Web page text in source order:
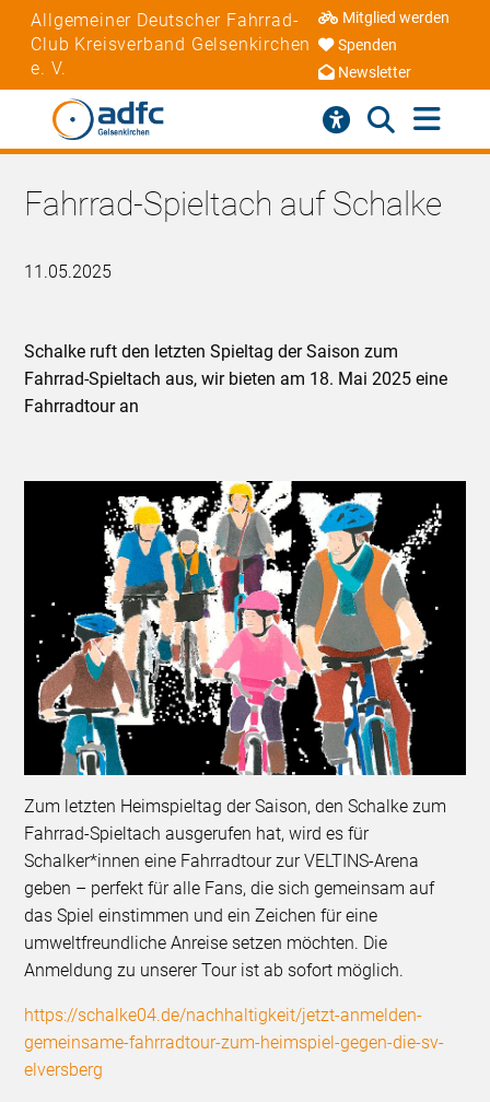
Allgemeiner Deutscher Fahrrad-
Club Kreisverband Gelsenkirchen
e. V.
Mitglied werden
Spenden
Newsletter
Fahrrad-Spieltach auf Schalke
11.05.2025
Schalke ruft den letzten Spieltag der Saison zum
Fahrrad-Spieltach aus, wir bieten am 18. Mai 2025 eine
Fahrradtour an
Zum letzten Heimspieltag der Saison, den Schalke zum
Fahrrad-Spieltach ausgerufen hat, wird es für
Schalker*innen eine Fahrradtour zur VELTINS-Arena
geben – perfekt für alle Fans, die sich gemeinsam auf
das Spiel einstimmen und ein Zeichen für eine
umweltfreundliche Anreise setzen möchten. Die
Anmeldung zu unserer Tour ist ab sofort möglich.
https://schalke04.de/nachhaltigkeit/jetzt-anmelden-
gemeinsame-fahrradtour-zum-heimspiel-gegen-die-sv-
elversberg